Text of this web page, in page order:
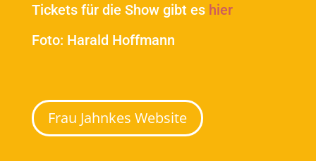
Tickets für die Show gibt es hier
Foto: Harald Hoffmann
Frau Jahnkes Website